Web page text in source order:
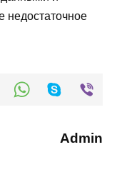
недостаточное
Admin